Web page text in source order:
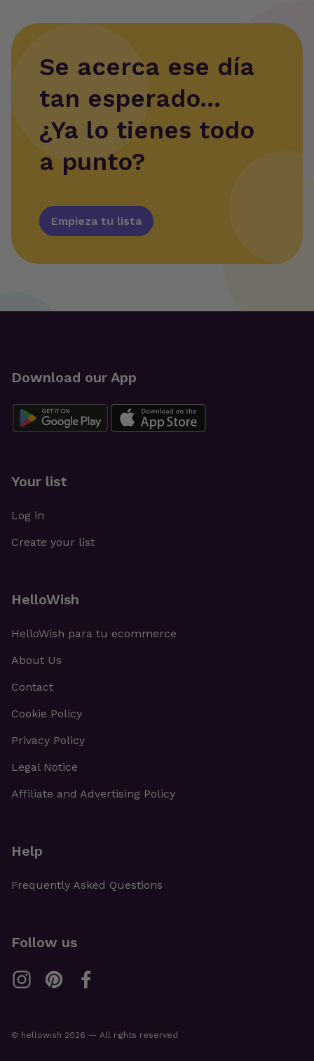
Se acerca ese día
tan esperado...
¿Ya lo tienes todo
a punto?
Empieza tu lista
Download our App
Your list
Log in
Create your list
HelloWish
HelloWish para tu ecommerce
About Us
Contact
Cookie Policy
Privacy Policy
Legal Notice
Affiliate and Advertising Policy
Help
Frequently Asked Questions
Follow us
© hellowish 2026 — All rights reserved